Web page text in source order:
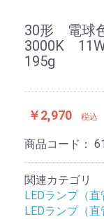
30形 電球
3000K
195g
￥2,970 税込
商品コード：
関連カテゴリ
LEDランプ（直
LEDランプ（直